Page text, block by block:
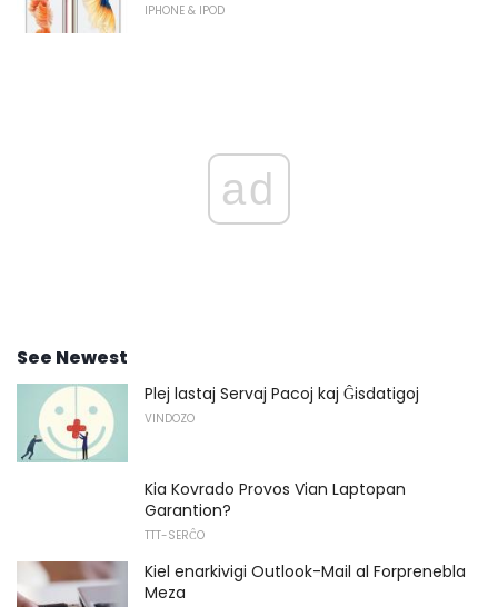
IPHONE & IPOD
ad
See Newest
Plej lastaj Servaj Pacoj kaj Ĝisdatigoj
VINDOZO
Kia Kovrado Provos Vian Laptopan
Garantion?
TTT-SERĈO
Kiel enarkivigi Outlook-Mail al Forprenebla
Meza